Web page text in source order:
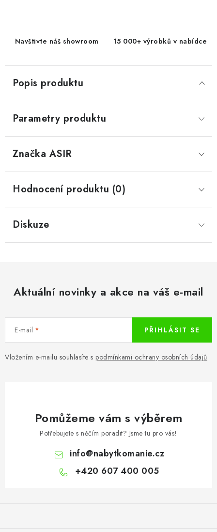
Navštivte náš showroom 15 000+ výrobků v nabídce
Popis produktu
Parametry produktu
Značka ASIR
Hodnocení produktu (0)
Diskuze
Aktuální novinky a akce na váš e-mail
E-mail
Vložením e-mailu souhlasíte s podmínkami ochrany osobních údajů
PŘIHLÁSIT SE
Pomůžeme vám s výběrem
Potřebujete s něčím poradit? Jsme tu pro vás!
info@nabytkomanie.cz
+420 607 400 005